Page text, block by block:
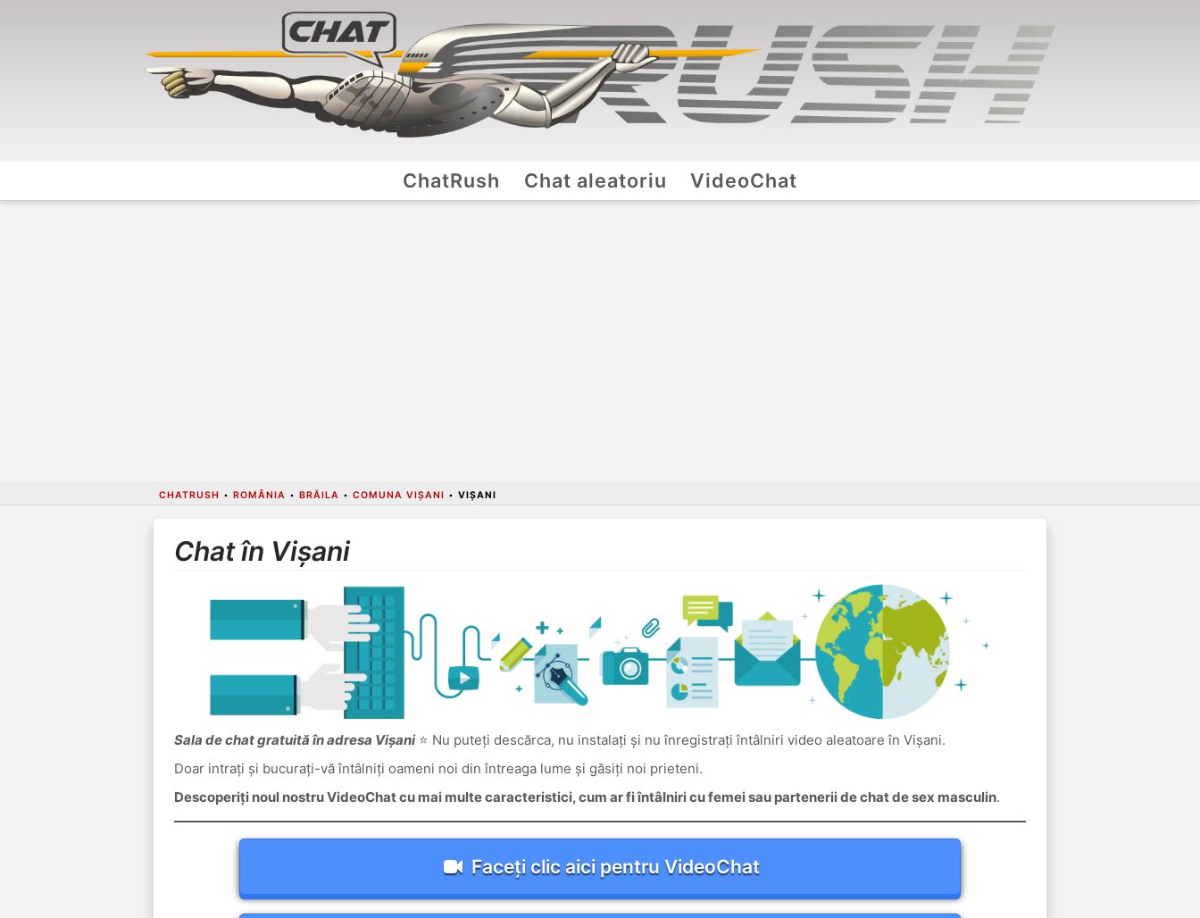
ChatRush Chat aleatoriu VideoChat
CHATRUSH • ROMÂNIA • BRĂILA • COMUNA VIȘANI • VIȘANI
Chat în Vișani
Sala de chat gratuită în adresa Vișani⭐ Nu puteți descărca, nu instalați și nu înregistrați întâlniri video aleatoare în Vișani.
Doar intrați și bucurați-vă întâlniți oameni noi din întreaga lume și găsiți noi prieteni.
Descoperiți noul nostru VideoChat cu mai multe caracteristici, cum ar fi întâlniri cu femei sau partenerii de chat de sex masculin.
Faceți clic aici pentru VideoChat